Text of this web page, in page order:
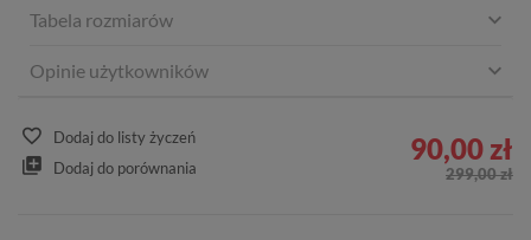
Tabela rozmiarów
Opinie użytkowników
Dodaj do listy życzeń
Dodaj do porównania
90,00 zł
299,00 zł